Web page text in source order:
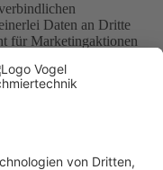
Daten an Dritte
für Marketingaktionen
abonnieren